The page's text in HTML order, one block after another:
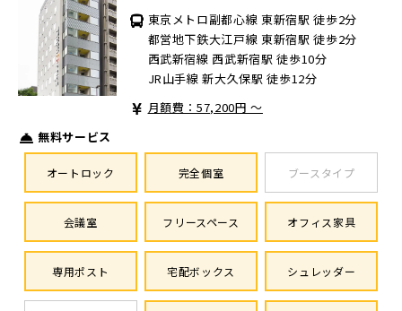
東京メトロ副都心線 東新宿駅 徒歩2分
都営地下鉄大江戸線 東新宿駅 徒歩2分
西武新宿線 西武新宿駅 徒歩10分
JR山手線 新大久保駅 徒歩12分
月額費：57,200円 ～
無料サービス
オートロック 完全個室 ブースタイプ
会議室 フリースペース オフィス家具
専用ポスト 宅配ボックス シュレッダー